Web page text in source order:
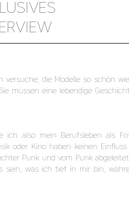
die Modelle so schön
müssen eine lebendige
ich also mein Berufsleben als
oder Kino haben keinen
Punk und vom Punk
sein, was ich tief in mir bin,